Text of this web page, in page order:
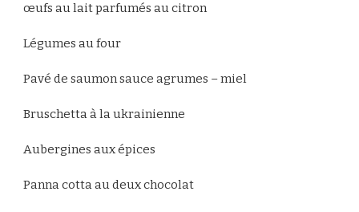
œufs au lait parfumés au citron
Légumes au four
Pavé de saumon sauce agrumes – miel
Bruschetta à la ukrainienne
Aubergines aux épices
Panna cotta au deux chocolat